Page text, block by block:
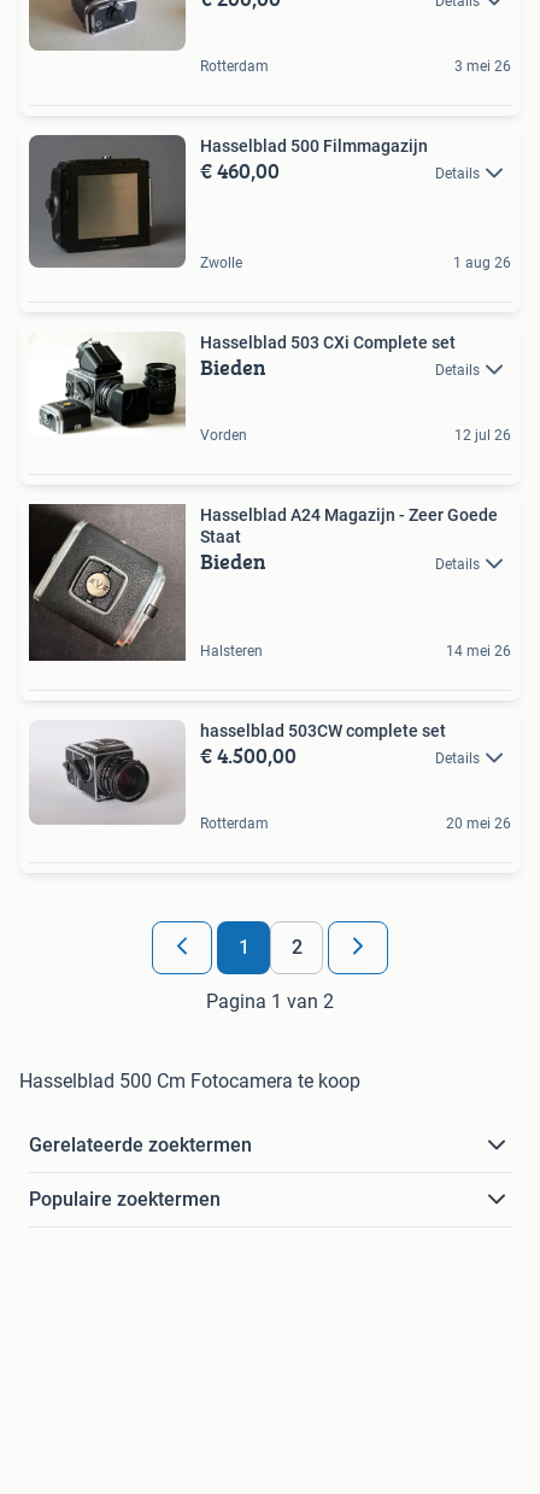
Rotterdam 3 mei 26
Hasselblad 500 Filmmagazijn
€ 460,00 Details
Zwolle 1 aug 26
Hasselblad 503 CXi Complete set
Bieden Details
Vorden 12 jul 26
Hasselblad A24 Magazijn - Zeer Goede
Staat
Bieden Details
Halsteren 14 mei 26
hasselblad 503CW complete set
€ 4.500,00 Details
Rotterdam 20 mei 26
1 2
Pagina 1 van 2
Hasselblad 500 Cm Fotocamera te koop
Gerelateerde zoektermen
Populaire zoektermen